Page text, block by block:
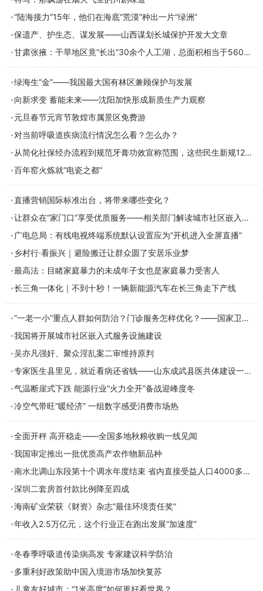
“陆海接力”15年，他们在海底“荒漠”种出一片“绿洲”
保遗产、护生态、谋发展——山西谋划长城保护开发大文章
甘肃张掖：干旱地区竟“长出”30余个人工湖，总面积相当于560个足球场大小
绿海生“金”——我国最大国有林区兼顾保护与发展
向新求变 蓄能未来——沈阳加快形成新质生产力观察
元旦春节元宵节敦煌市属景区免费游
对当前呼吸道疾病流行情况怎么看？怎么办？
从简化社保经办流程到规范牙膏功效宣称范围，这些民生新规12月起施行
百年窑火炼就“电瓷之都”
直播营销国际标准出台，将带来哪些变化？
让群众在“家门口”享受优质服务——相关部门解读城市社区嵌入式服务设施建设
广电总局：有线电视终端系统默认设置应为“开机进入全屏直播”
乡村行·看振兴｜避险搬迁让群众圆了安居乐业梦
最高法：目睹家庭暴力的未成年子女也是家庭暴力受害人
长三角一体化｜不到十秒！一辆新能源汽车在长三角走下产线
“一老一小”重点人群如何防治？门诊服务怎样优化？——国家卫健委新闻发布会回应冬季
我国将开展城市社区嵌入式服务设施建设
吴亦凡强奸、聚众淫乱案二审维持原判
专家医生县里见，就近看病还省钱——山东成武县医共体建设一线观察
气温断崖式下跌 能源行业“火力全开”备战迎峰度冬
冷空气带旺“暖经济” 一组数字感受消费市场热
全面开秤 高开稳走——全国多地秋粮收购一线见闻
我国审定推出一批优质高产农作物新品种
南水北调山东段第十个调水年度结束 省内直接受益人口4000多万人
深圳二套房首付款比例降至四成
海南矿业荣获《财资》杂志“最佳环境责任奖”
年收入2.5万亿元，这个行业正在跑出发展“加速度”
冬春季呼吸道传染病高发 专家建议科学防治
多重利好政策助中国入境游市场加快复苏
儿童友好城市：“1米高度”如何更好看世界？